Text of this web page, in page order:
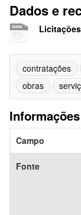
Dados e
Licitações
contratações
obras
Campo
Fonte